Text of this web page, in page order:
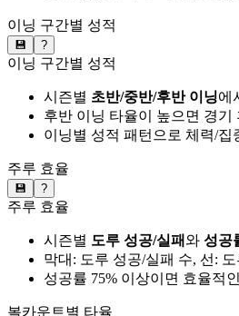
이닝 구간별 성적
💾 ?
이닝 구간별 성적
시즌별 초반/중반/후반 이닝에
후반 이닝 타율이 높으면 경기
이닝별 성적 패턴으로 체력/집
주루 효율
💾 ?
주루 효율
시즌별 도루 성공/실패와 성공
막대: 도루 성공/실패 수, 선:
성공률 75% 이상이면 효율적
볼카운트별 타율